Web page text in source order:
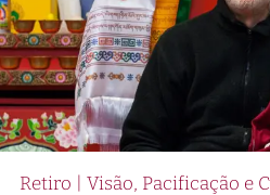
Retiro | Visão, Pacificação e